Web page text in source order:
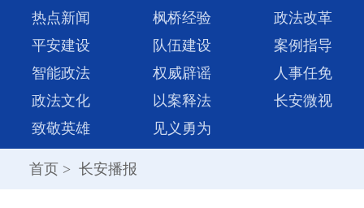
热点新闻
枫桥经验
政法改革
平安建设
队伍建设
案例指导
智能政法
权威辟谣
人事任免
政法文化
以案释法
长安微视
致敬英雄
见义勇为
首页 > 长安播报